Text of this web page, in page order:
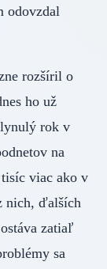
odovzdal
rozšíril o
ho už
rok v
na
viac ako v
nich, ďalších
zatiaľ
sa